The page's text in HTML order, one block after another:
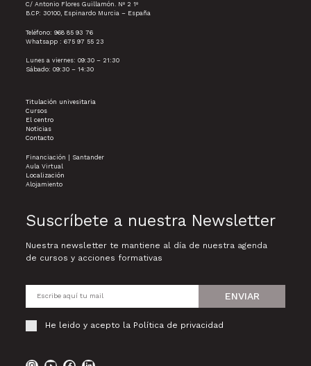
C/ Antonio Flores Guillamón. Nº 2 1º
B.CP: 30100, Espinardo Murcia – España
Teléfono: 968 85 93 76
Whatsapp : 675 97 55 23
Lunes a viernes: 09:30 – 21:30
Sábado: 09:30 – 14:30
Titulación univesitaria
Cursos
El centro
Noticias
Contacto
Financiación | Santander
Aula Virtual
Localización
Alojamiento
Suscríbete a nuestra Newsletter
Nuestra newsletter te mantiene al día de nuestra agenda
de cursos y acciones formativas
He leido y acepto la Política de privacidad
ENVIAR